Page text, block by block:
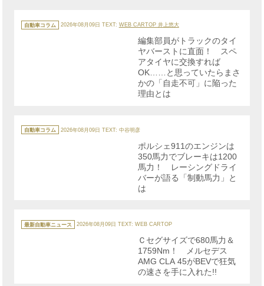
テ
ゴ
自動車コラム 2026年08月09日 TEXT: WEB CARTOP 井上悠大
編集部員がトラックのタイ
ヤバーストに直面！ スペ
アタイヤに交換すれば
OK……と思っていたらまさ
かの「自走不可」に陥った
理由とは
テ
ゴ
自動車コラム 2026年08月09日 TEXT: 中谷明彦
ポルシェ911のエンジンは
350馬力でブレーキは1200
馬力！ レーシングドライ
バーが語る「制動馬力」と
は
テ
ゴ
最新自動車ニュース 2026年08月09日 TEXT: WEB CARTOP
Ｃセグサイズで680馬力＆
1759Nm！ メルセデス
AMG CLA 45がBEVで狂気
の速さを手に入れた!!